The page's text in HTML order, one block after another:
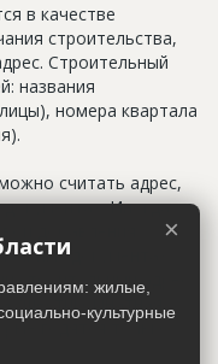
в качестве
строительства,
Строительный
названия
номера квартала
считать адрес,
Иногда
документах
строительный адрес,
"шестикомнатная
годятся только
×
жилые,
культурные